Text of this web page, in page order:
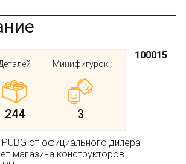
244
Минифигурок
3
100015
PUBG от официального дилера
магазина конструкторов